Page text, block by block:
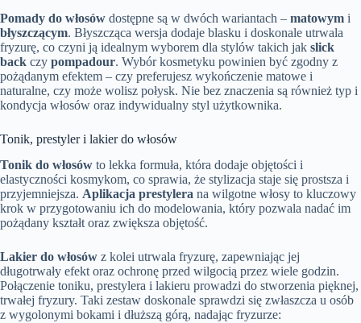
Pomady do włosów dostępne są w dwóch wariantach – matowym i
błyszczącym. Błyszcząca wersja dodaje blasku i doskonale utrwala
fryzurę, co czyni ją idealnym wyborem dla stylów takich jak slick
back czy pompadour. Wybór kosmetyku powinien być zgodny z
pożądanym efektem – czy preferujesz wykończenie matowe i
naturalne, czy może wolisz połysk. Nie bez znaczenia są również typ i
kondycja włosów oraz indywidualny styl użytkownika.
Tonik, prestyler i lakier do włosów
Tonik do włosów to lekka formuła, która dodaje objętości i
elastyczności kosmykom, co sprawia, że stylizacja staje się prostsza i
przyjemniejsza. Aplikacja prestylera na wilgotne włosy to kluczowy
krok w przygotowaniu ich do modelowania, który pozwala nadać im
pożądany kształt oraz zwiększa objętość.
Lakier do włosów z kolei utrwala fryzurę, zapewniając jej
długotrwały efekt oraz ochronę przed wilgocią przez wiele godzin.
Połączenie toniku, prestylera i lakieru prowadzi do stworzenia pięknej,
trwałej fryzury. Taki zestaw doskonale sprawdzi się zwłaszcza u osób
z wygolonymi bokami i dłuższą górą, nadając fryzurze: